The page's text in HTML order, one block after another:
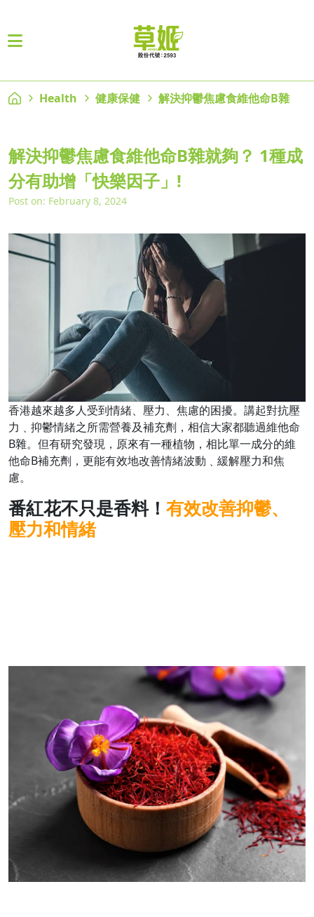
Health 健康保健 解決抑鬱焦慮食維他命B雜
解決抑鬱焦慮食維他命B雜就夠？ 1種成
分有助增「快樂因子」!
Post on: February 8, 2024
香港越來越多人受到情緒、壓力、焦慮的困擾。講起對抗壓
力﹑抑鬱情緒之所需營養及補充劑，相信大家都聽過維他命
B雜。但有研究發現，原來有一種植物，相比單一成分的維
他命B補充劑，更能有效地改善情緒波動﹑緩解壓力和焦
慮。
番紅花不只是香料！ 有效改善抑鬱、
壓力和情緒